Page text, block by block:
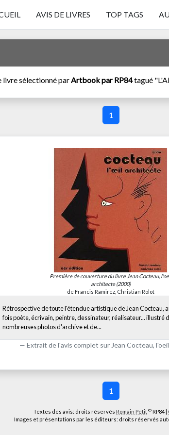
AVIS DE LIVRES TOP TAGS
livre sélectionné parArtbook par RP84tagué
1
Première de couverture du livre Jean Cocteau,
architecte(2000)
de Francis Ramirez, Christian Rolot
Rétrospective de toute l'étendue artistique de Jean Cocteau,
fois poète, écrivain, peintre, dessinateur, réalisateur... illustré
nombreuses photos d'archive et de...
Extrait de l'avis complet sur Jean Cocteau,
1
Textes des avis: droits réservés Romain Petit © RP84 |
Images et présentations par les éditeurs: droits réservés